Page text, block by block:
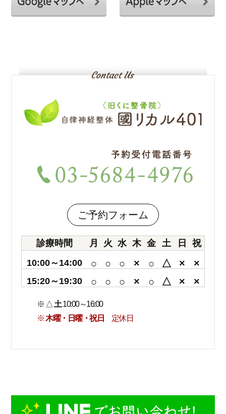
ご予約フォーム
診療時間 月 火 水 木 金 土 日
祝
10:00～14:00
○ ○ ○ × ○ △ × ×
15:20～19:30 ○ ○ ○ × ○ △ × ×
※ △ 土10:00～16:00
※木曜・日曜・祝日 定休日